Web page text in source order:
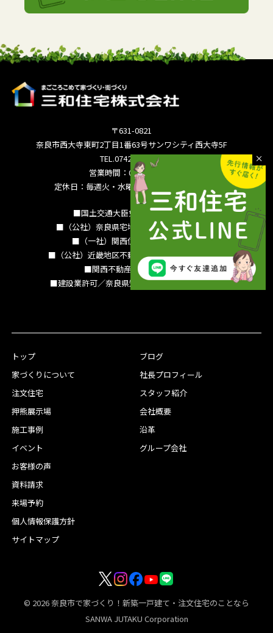
〒631-0821
奈良市西大寺東町2丁目1番63号サンワシティ西大寺5F
TEL.0742-36-3035
営業時間：09:00～18:00
定休日：毎週火・水曜日 夏季休暇 年末年始
■国土交通大臣免許（15）994号
■（公社）奈良県宅地建物取引業協会会員
■（一社）関西住宅産業協会会員
■（公社）近畿地区不動産公正取引協議会加盟
■関西不動産情報センター
■建設業許可／奈良県知事（特-3）第13786号
トップ
家づくりについて
注文住宅
押熊展示場
施工事例
イベント
お客様の声
ブログ
社長プロフィール
スタッフ紹介
会社概要
沿革
グループ会社
資料請求
来場予約
個人情報保護方針
サイトマップ
© 2026奈良市で家づくり！新築一戸建て・注文住宅のことなら
SANWA JUTAKU Corporation